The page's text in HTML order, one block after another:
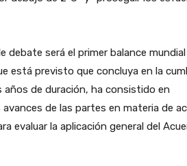
debate será el primer balance mundial
está previsto que concluya en la
años de duración, ha consistido en
de las partes en materia de
evaluar la aplicación general del